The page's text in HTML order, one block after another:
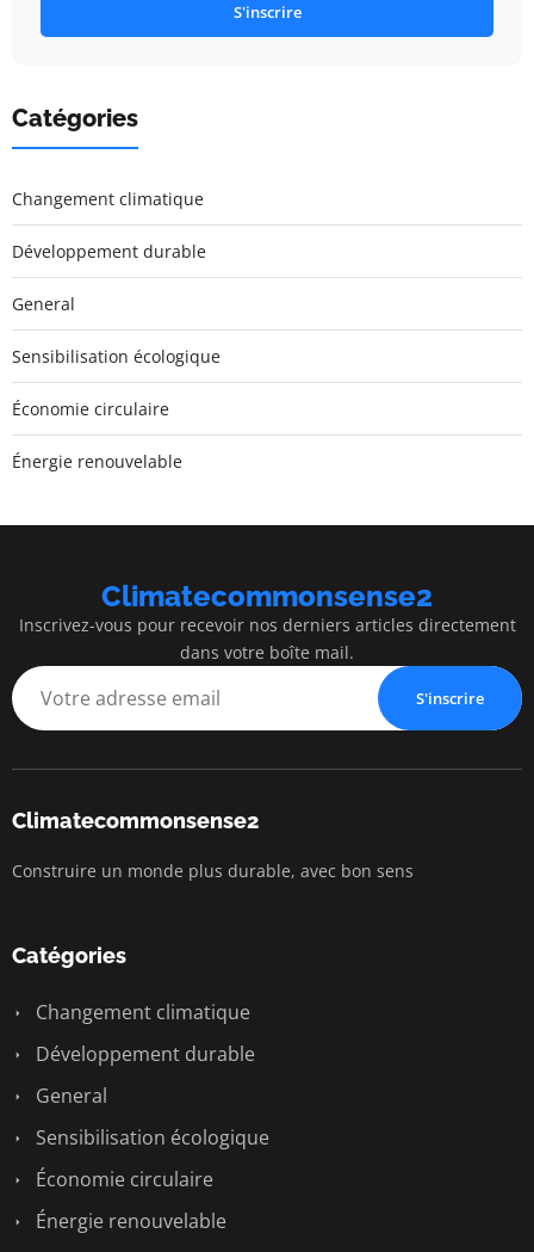
S'inscrire
Catégories
Changement climatique
Développement durable
General
Sensibilisation écologique
Économie circulaire
Énergie renouvelable
Climatecommonsense2
Inscrivez-vous pour recevoir nos derniers articles directement
dans votre boîte mail.
S'inscrire
Climatecommonsense2
Construire un monde plus durable, avec bon sens
Catégories
Changement climatique
Développement durable
General
Sensibilisation écologique
Économie circulaire
Énergie renouvelable